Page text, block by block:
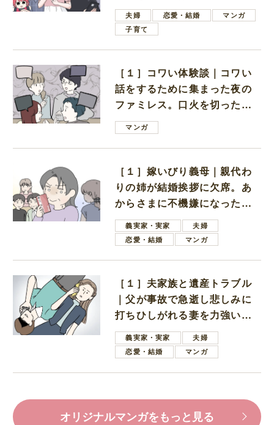
ない男子学生
夫婦 恋愛・結婚
マンガ
子育て
［１］コワい体験談｜コワい
話をするために集まった夜の
ファミレス。口火を切ったの
は電車好きの男の子ママ
マンガ
［１］嫁いびり義母｜親代わ
りの姉が結婚挨拶に欠席。あ
からさまに不機嫌になった義
母義実家・実家
夫婦
恋愛・結婚
マンガ
［１］夫家族と遺産トラブル
｜父が事故で急逝し悲しみに
打ちひしがれる妻を力強い言
葉で励ます夫
義実家・実家
夫婦
恋愛・結婚
マンガ
オリジナルマンガをもっと見る